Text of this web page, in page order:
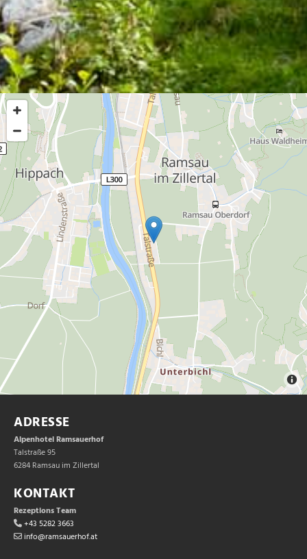
ADRESSE
Alpenhotel Ramsauerhof
Talstraße 95
6284 Ramsau im Zillertal
KONTAKT
Rezeptions Team
 +43 5282 3663
 info@ramsauerhof.at